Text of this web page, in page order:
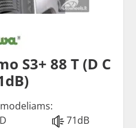
S3+ 88 T (D C
D 71dB